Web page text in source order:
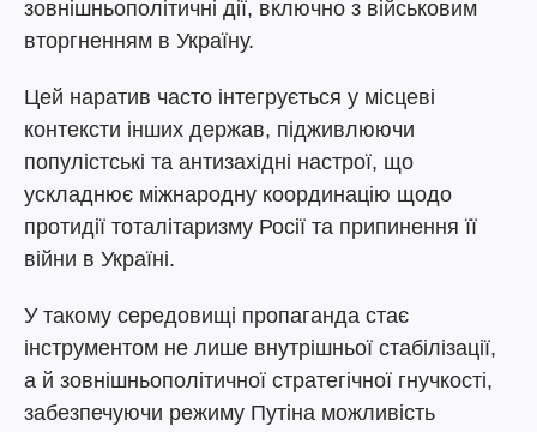
зовнішньополітичні дії, включно з військовим
вторгненням в Україну.
Цей наратив часто інтегрується у місцеві
контексти інших держав, підживлюючи
популістські та антизахідні настрої, що
ускладнює міжнародну координацію щодо
протидії тоталітаризму Росії та припинення її
війни в Україні.
У такому середовищі пропаганда стає
інструментом не лише внутрішньої стабілізації,
а й зовнішньополітичної стратегічної гнучкості,
забезпечуючи режиму Путіна можливість